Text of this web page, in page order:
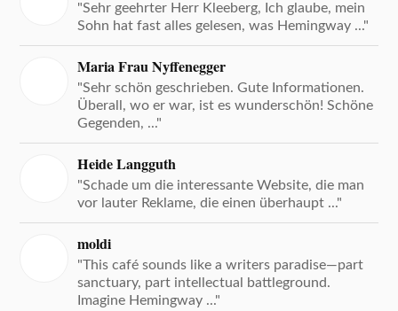
"Sehr geehrter Herr Kleeberg, Ich glaube, mein
Sohn hat fast alles gelesen, was Hemingway ..."
Maria Frau Nyffenegger
"Sehr schön geschrieben. Gute Informationen.
Überall, wo er war, ist es wunderschön! Schöne
Gegenden, ..."
Heide Langguth
"Schade um die interessante Website, die man
vor lauter Reklame, die einen überhaupt ..."
moldi
"This café sounds like a writers paradise—part
sanctuary, part intellectual battleground.
Imagine Hemingway ..."